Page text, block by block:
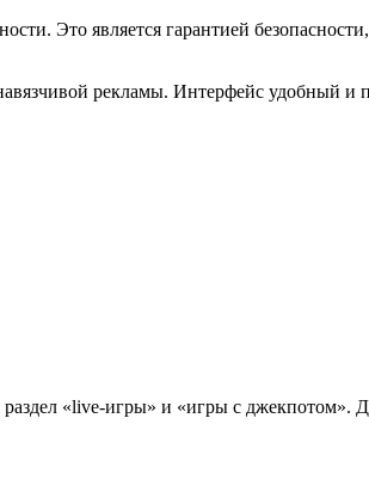
Это является гарантией
рекламы. Интерфейс удобный и
«live-игры» и «игры с джекпотом».